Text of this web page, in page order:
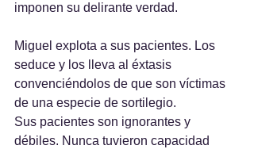
imponen su delirante verdad.
Miguel explota a sus pacientes. Los
seduce y los lleva al éxtasis
convenciéndolos de que son víctimas
de una especie de sortilegio.
Sus pacientes son ignorantes y
débiles. Nunca tuvieron capacidad